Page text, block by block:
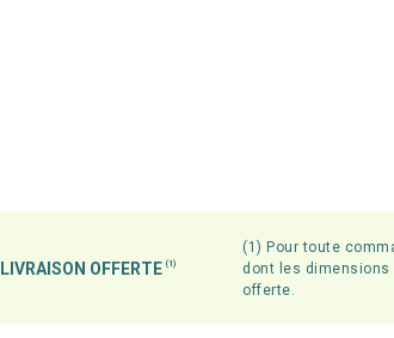
LIVRAISON OFFERTE(1)
(1) Pour toute
dont les
offerte.